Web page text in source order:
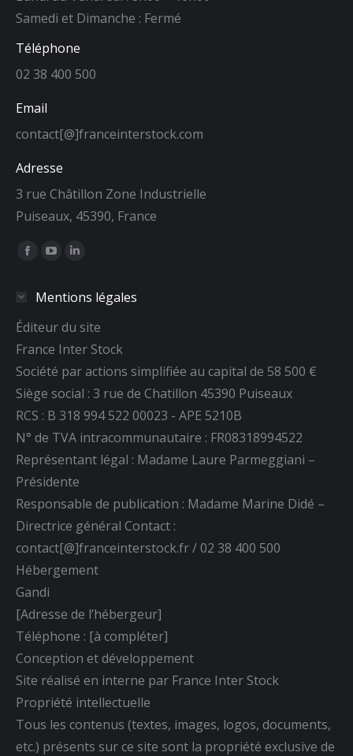
Samedi et Dimanche : Fermé
Téléphone
02 38 400 500
Email
contact[@]franceinterstock.com
Adresse
3 rue Châtillon Zone Industrielle
Puiseaux, 45390, France
Trouvez nous sur :
La
Facebook
s'ouvre
une
nouvelle
fenêtre
La
YouTube
s'ouvre
dans
une
nouvelle
fenêtre
La
LinkedIn
s'ouvre
dans
fenêtre
Mentions légales
Éditeur du site
France Inter Stock
Société par actions simplifiée au capital de 58 500 €
Siège social : 3 rue de Chatillon 45390 Puiseaux
RCS : B 318 994 522 00023 - APE 5210B
N° de TVA intracommunautaire : FR08318994522
Représentant légal : Madame Laure Parmeggiani –
Présidente
Responsable de publication : Madame Marine Didé –
Directrice général Contact :
contact[@]franceinterstock.fr / 02 38 400 500
Hébergement
Gandi
[Adresse de l’hébergeur]
Téléphone : [à compléter]
Conception et développement
Site réalisé en interne par France Inter Stock
Propriété intellectuelle
Tous les contenus (textes, images, logos, documents,
etc.) présents sur ce site sont la propriété exclusive de